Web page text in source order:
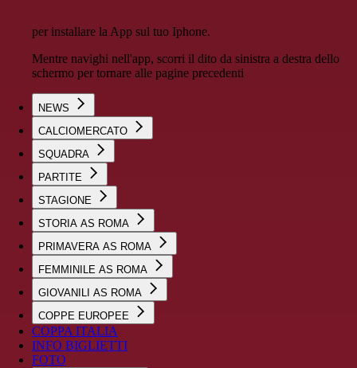
per installare la App sul tuo Iphone.
Mentre navighi nell'app, scorri il dito da sinistra a destra dello
schermo per tornare alle pagine precedenti
NEWS
CALCIOMERCATO
SQUADRA
PARTITE
STAGIONE
STORIA AS ROMA
PRIMAVERA AS ROMA
FEMMINILE AS ROMA
GIOVANILI AS ROMA
COPPE EUROPEE
COPPA ITALIA
INFO BIGLIETTI
FOTO